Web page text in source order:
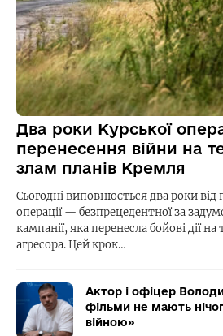
Два роки Курської
перенесення війни на
злам планів Кремля
Сьогодні виповнюється два роки від
операції — безпрецедентної за
кампанії, яка перенесла бойові дії
агресора. Цей крок…
Актор і офіцер
фільми не мають
війною»